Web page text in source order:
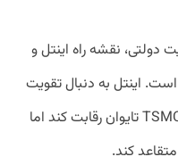
نقشه راه اینتل و
است. اینتل به دنبال تقویت
ظرفیت فناورانه است تا با رقبایی مثل TSMC تایوان رقابت کند اما
کند.